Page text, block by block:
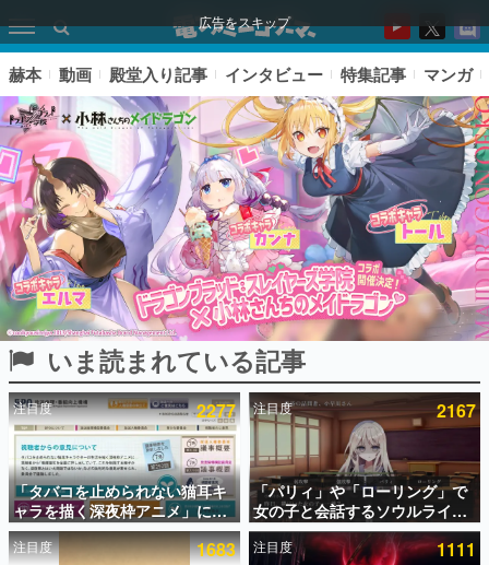
広告をスキップ
ピックアップ
電ファミのいま読まれている記事ランキング
アプリセール情報
インタビュー
赫本 動画 殿堂入り記事 インタビュー 特集記事 マンガ
いま読まれている記事
注目度 2277
「タバコを止められない猫耳キ
ャラを描く深夜枠アニメ」に視
聴者の一部から批判意見。違法
薬物の使用と思しき描写も含め
注目度 2167
「パリィ」や「ローリング」で
女の子と会話するソウルライク
恋愛ゲーム『小早川さんはソウ
ルライク』無料公開。返事に失
注目度 1683 注目度 1111